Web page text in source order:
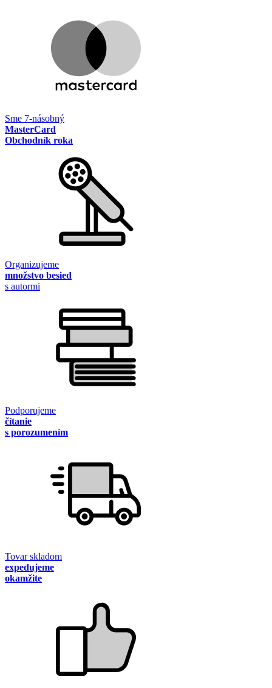
Sme 7-násobný
MasterCard
Obchodník roka
Organizujeme
množstvo besied
s autormi
Podporujeme
čítanie
s porozumením
Tovar skladom
expedujeme
okamžite